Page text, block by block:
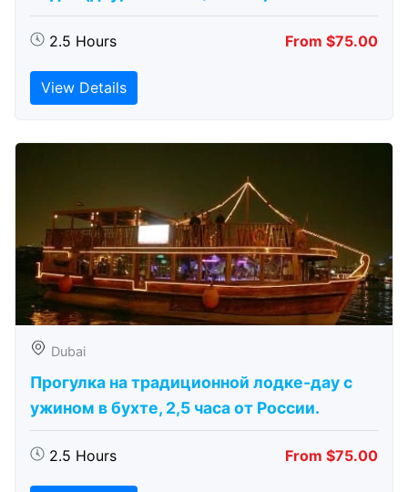
2.5 Hours From $75.00
View Details
Dubai
Прогулка на традиционной лодке-дау с
ужином в бухте, 2,5 часа от России.
2.5 Hours From $75.00